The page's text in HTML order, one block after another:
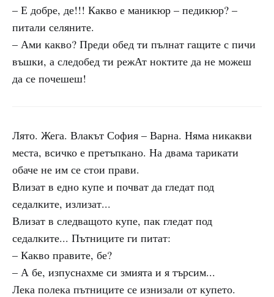
– Е добре, де!!! Какво е маникюр – педикюр? –
питали селяните.
– Ами какво? Преди обед ти пълнат гащите с пичи
въшки, а следобед ти режАт ноктите да не можеш
да се почешеш!
Лято. Жега. Влакът София – Варна. Няма никакви
места, всичко е претъпкано. На двама тарикати
обаче не им се стои прави.
Влизат в едно купе и почват да гледат под
седалките, излизат...
Влизат в следващото купе, пак гледат под
седалките... Пътниците ги питат:
– Какво правите, бе?
– А бе, изпуснахме си змията и я търсим...
Лека полека пътниците се изнизали от купето.